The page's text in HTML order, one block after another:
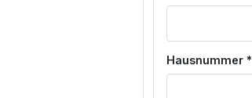
Hausnummer *